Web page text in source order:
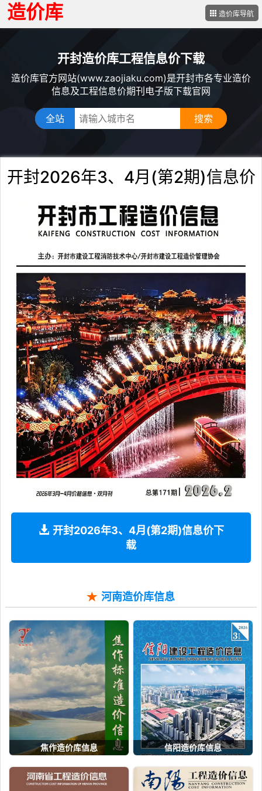
造价库 造价库导航
开封造价库工程信息价下载
造价库官方网站(www.zaojiaku.com)是开封市各专业造价
信息及工程信息价期刊电子版下载官网
全站
开封2026年3、4月(第2期)信息价
开封2026年3、4月(第2期)信息价下
载
河南造价库信息
焦作造价库信息 信阳造价库信息